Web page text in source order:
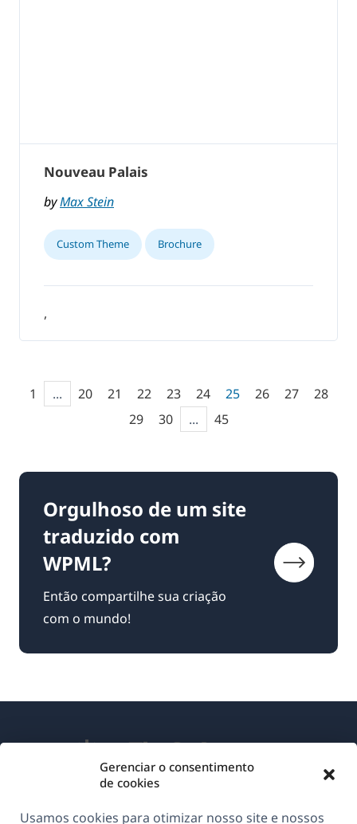
Gerenciar o consentimento
de cookies
Usamos cookies para otimizar nosso site e nossos
Nouveau Palais
byMax Stein
Custom Theme Brochure
,
1 ... 20 21 22 23 24 25 26 27
28
29
30 ... 45
Orgulhoso de um site
traduzido com
WPML?
Então compartilhe sua criação
com o mundo!